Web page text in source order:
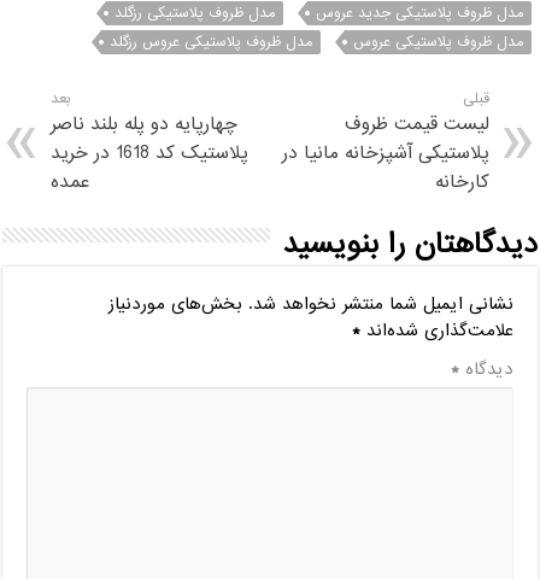
مدل ظروف پلاستیکی جدید عروس
مدل ظروف پلاستیکی رزگلد
مدل ظروف پلاستیکی عروس
مدل ظروف پلاستیکی عروس رزگلد
قبلی
لیست قیمت ظروف
پلاستیکی آشپزخانه مانیا در
کارخانه
بعد
چهارپایه دو پله بلند ناصر
پلاستیک کد 1618 در خرید
عمده
دیدگاهتان را بنویسید
نشانی ایمیل شما منتشر نخواهد شد. بخش‌های موردنیاز
علامت‌گذاری شده‌اند*
دیدگاه*